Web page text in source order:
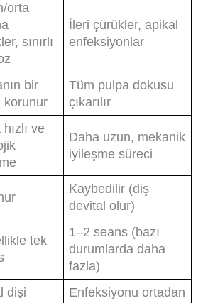
orta
sınırlı
İleri çürükler, apikal
enfeksiyonlar
bir
korunur
Tüm pulpa dokusu
çıkarılır
ve
Daha uzun, mekanik
iyileşme süreci
Kaybedilir (diş
devital olur)
tek
1–2 seans (bazı
durumlarda daha
fazla)
dişi
Enfeksiyonu ortadan